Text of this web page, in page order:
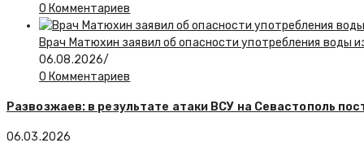
0 Комментариев
Врач Матюхин заявил об опасности употребления воды
06.08.2026/
0 Комментариев
Развозжаев: в результате атаки ВСУ на Севастополь
06.03.2026